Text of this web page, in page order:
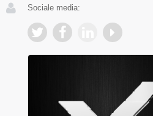
Sociale media: